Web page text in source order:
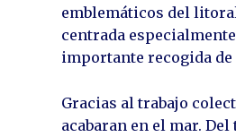
emblemáticos del
centrada
importante recogida de
Gracias al trabajo
acabaran en el mar.